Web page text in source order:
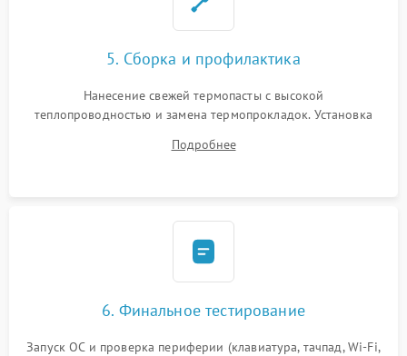
5. Сборка и профилактика
Нанесение свежей термопасты с высокой
теплопроводностью и замена термопрокладок. Установка
шлейфов, модулей памяти и накопителей. Предварительная
Подробнее
6. Финальное тестирование
Запуск ОС и проверка периферии (клавиатура, тачпад, Wi-Fi,